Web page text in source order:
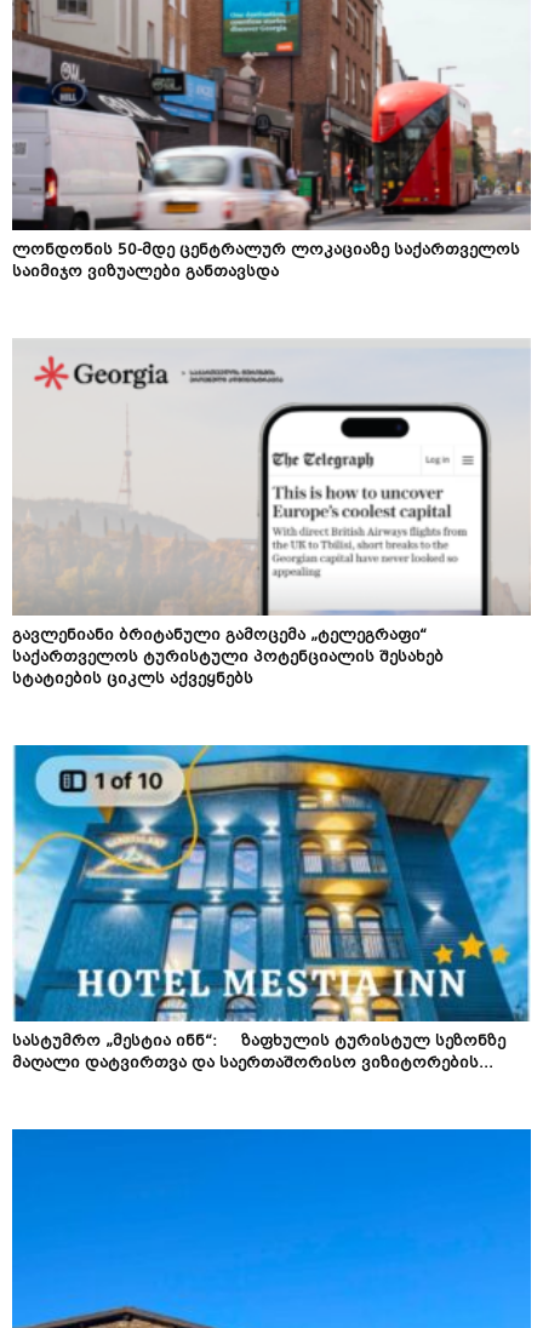
ლონდონის 50-მდე ცენტრალურ ლოკაციაზე საქართველოს
საიმიჯო ვიზუალები განთავსდა
გავლენიანი ბრიტანული გამოცემა „ტელეგრაფი“
საქართველოს ტურისტული პოტენციალის შესახებ
სტატიების ციკლს აქვეყნებს
სასტუმრო „მესტია ინნ“: ზაფხულის ტურისტულ სეზონზე
მაღალი დატვირთვა და საერთაშორისო ვიზიტორების...